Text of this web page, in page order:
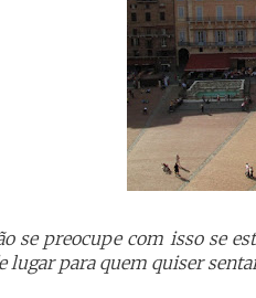
se preocupe com isso se
lugar para quem quiser